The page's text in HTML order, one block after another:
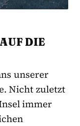
DIE
unserer
Nicht zuletzt
immer